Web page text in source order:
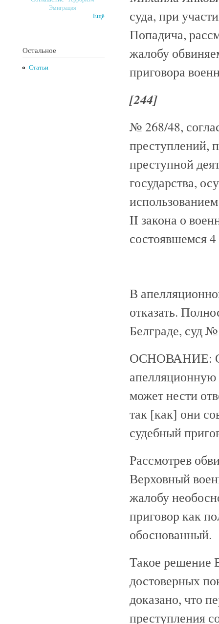
Эмиграция
Ещё
Остальное
Статьи
суда, при
Попадича,
жалобу
приговора
[244]
№ 268/48,
преступлений,
преступной
государства,
II закона о
состоявшемся
В
отказать.
Белграде, суд
ОСНОВАНИЕ:
апелляционную
может нести
так [как] они
судебный
Рассмотрев
Верховный
жалобу
приговор как
обоснованный.
Такое решение
достоверных
доказано, что
преступления